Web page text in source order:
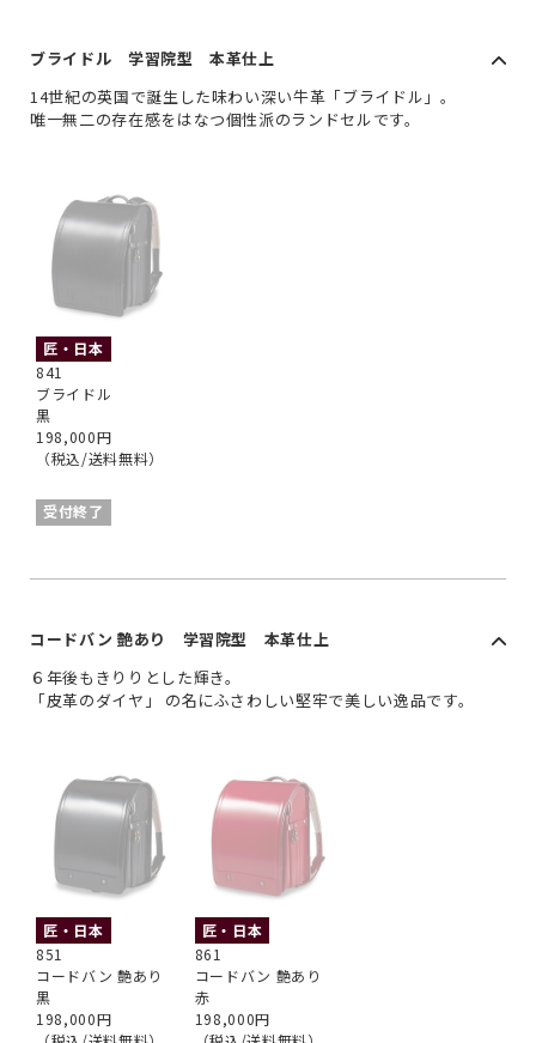
ブライドル 学習院型 本革仕上
14世紀の英国で誕生した味わい深い牛革「ブライドル」。
唯一無二の存在感をはなつ個性派のランドセルです。
匠・日本
841
ブライドル
黒
198,000円
（税込/送料無料）
受付終了
コードバン 艶あり 学習院型 本革仕上
６年後もきりりとした輝き。
「皮革のダイヤ」 の名にふさわしい堅牢で美しい逸品です。
匠・日本
851
コードバン 艶あり
黒
198,000円
匠・日本
861
コードバン 艶あり
赤
198,000円